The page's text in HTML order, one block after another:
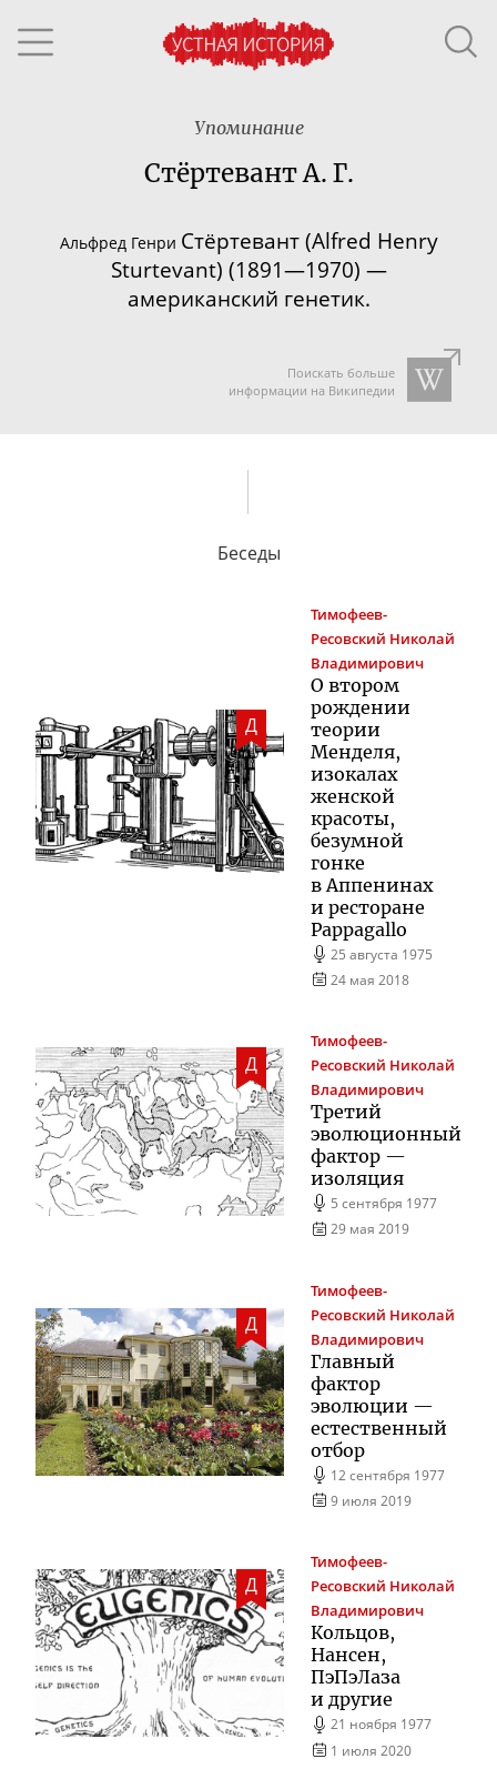
Упоминание
Стёртевант А. Г.
Альфред Генри Стёртевант (Alfred Henry
Sturtevant) (1891—1970) —
американский генетик.
Поискать больше
информации на Википедии
Беседы
Д
Тимофеев-
Ресовский Николай
Владимирович
О втором
рождении
теории
Менделя,
изокалах
женской
красоты,
безумной
гонке
в Аппенинах
и ресторане
Pappagallo
25 августа 1975
24 мая 2018
Д
Тимофеев-
Ресовский Николай
Владимирович
Третий
эволюционный
фактор —
изоляция
5 сентября 1977
29 мая 2019
Д
Тимофеев-
Ресовский Николай
Владимирович
Главный
фактор
эволюции —
естественный
отбор
12 сентября 1977
9 июля 2019
Д
Тимофеев-
Ресовский Николай
Владимирович
Кольцов,
Нансен,
ПэПэЛаза
и другие
21 ноября 1977
1 июля 2020